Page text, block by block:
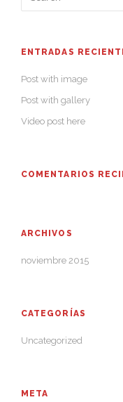
ENTRADAS
Post with image
Post with gallery
Video post here
COMENTARIOS
ARCHIVOS
noviembre 2015
CATEGORÍAS
Uncategorized
META